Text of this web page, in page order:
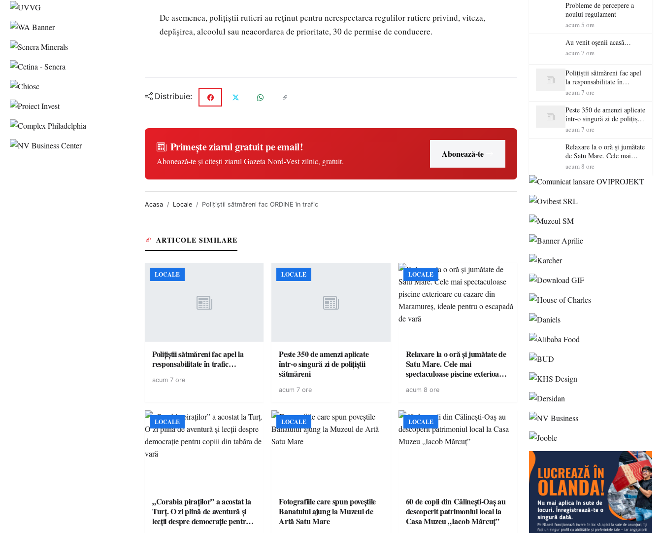
De asemenea, polițiștii rutieri au reținut pentru nerespectarea regulilor rutiere privind, viteza,
depășirea, alcoolul sau neacordarea de prioritate, 30 de permise de conducere.
Distribuie:
Primește ziarul gratuit pe email!
Abonează-te și citești ziarul Gazeta Nord-Vest zilnic, gratuit.
Abonează-te
Acasa Locale Polițiștii sătmăreni fac ORDINE în trafic
ARTICOLE SIMILARE
LOCALE
Polițiștii sătmăreni fac apel la
responsabilitate în trafic…
acum 7 ore
LOCALE
Peste 350 de amenzi aplicate
într-o singură zi de polițiștii
sătmăreni
acum 7 ore
LOCALE
Relaxare la o oră și jumătate de
Satu Mare. Cele mai
spectaculoase piscine exterioare
pentru o escapadă de vară
acum 8 ore
LOCALE
„Corabia piraților” a acostat la
Turț. O zi plină de aventură și
lecții despre democrație pentru
LOCALE
Fotografiile care spun poveștile
Banatului ajung la Muzeul de
Artă Satu Mare
LOCALE
60 de copii din Călinești-Oaș au
descoperit patrimoniul local la
Casa Muzeu „Iacob Mărcuț”
Probleme de percepere a
noului regulament
acum 5 ore
Au venit oșenii acasă…
acum 7 ore
Polițiștii sătmăreni fac apel
la responsabilitate în
trafic…
acum 7 ore
Peste 350 de amenzi aplicate
într-o singură zi de polițiștii
sătmăreni
acum 7 ore
Relaxare la o oră și jumătate
de Satu Mare. Cele mai
spectaculoase piscine
Maramureș, ideale pentru o
acum 8 ore